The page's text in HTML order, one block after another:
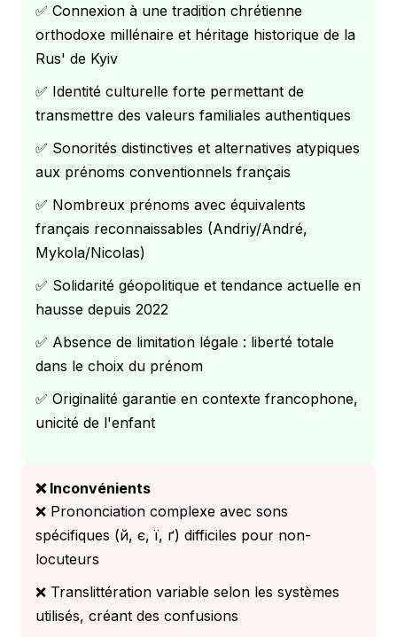
✅ Connexion à une tradition chrétienne
orthodoxe millénaire et héritage historique de la
Rus' de Kyiv
✅ Identité culturelle forte permettant de
transmettre des valeurs familiales authentiques
✅ Sonorités distinctives et alternatives atypiques
aux prénoms conventionnels français
✅ Nombreux prénoms avec équivalents
français reconnaissables (Andriy/André,
Mykola/Nicolas)
✅ Solidarité géopolitique et tendance actuelle en
hausse depuis 2022
✅ Absence de limitation légale : liberté totale
dans le choix du prénom
✅ Originalité garantie en contexte francophone,
unicité de l'enfant
❌ Inconvénients
❌ Prononciation complexe avec sons
spécifiques (й, є, ї, ґ) difficiles pour non-
locuteurs
❌ Translittération variable selon les systèmes
utilisés, créant des confusions